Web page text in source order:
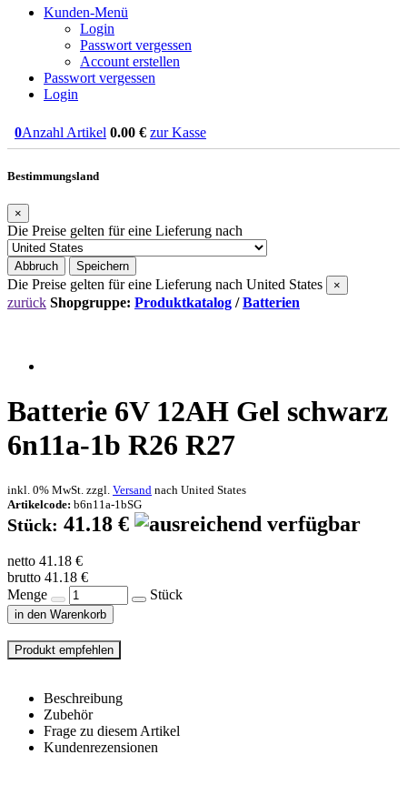
Kunden-Menü
Login
Passwort vergessen
Account erstellen
Passwort vergessen
Login
0Anzahl Artikel 0.00 € zur Kasse
Bestimmungsland
×
Die Preise gelten für eine Lieferung nach
Abbruch Speichern
Die Preise gelten für eine Lieferung nach United States ×
zurück Shopgruppe: Produktkatalog /Batterien
Batterie 6V 12AH Gel schwarz
6n11a-1b R26 R27
inkl. 0% MwSt. zzgl. Versand nach United States
Artikelcode: b6n11a-1bSG
Stück: 41.18 €
netto 41.18 €
brutto 41.18 €
Menge
Stück
in den Warenkorb
Beschreibung
Zubehör
Frage zu diesem Artikel
Kundenrezensionen